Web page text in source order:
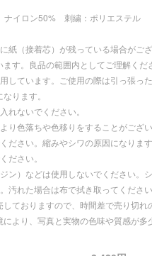
イロン50% 刺繍：ポリエステル
紙（接着芯）が残っている場合がご
す。良品の範囲内としてご理解くだ
しています。ご使用の際は引っ張っ
ります。
れないでください。
り色落ちや色移りをすることがござ
ださい。縮みやシワの原因になります
ださい。
ン）などは使用しないでください。
汚れた場合は布で拭き取ってください
しておりますので、時間差で売り切れ
より、写真と実物の色味や質感が多